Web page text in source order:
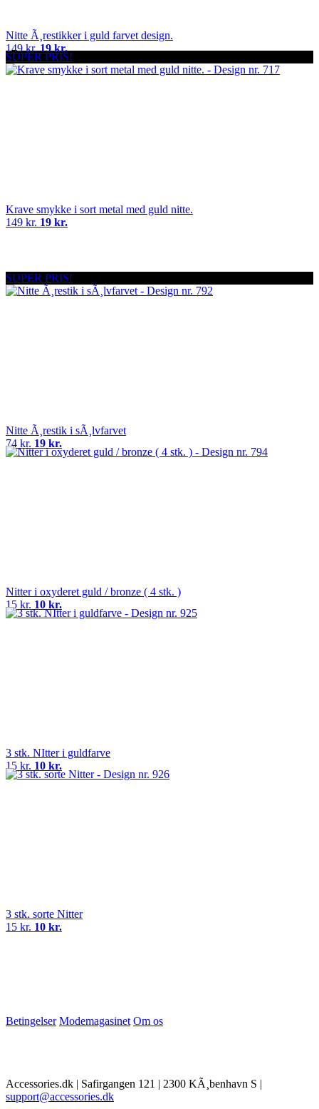
Nitte Ã¸restikker i guld farvet design.
149 kr. 19 kr.
SUPER PRIS!
Krave smykke i sort metal med guld nitte.
149 kr. 19 kr.
SUPER PRIS!
Nitte Ã¸restik i sÃ¸lvfarvet
74 kr. 19 kr.
Nitter i oxyderet guld / bronze ( 4 stk. )
15 kr. 10 kr.
3 stk. NItter i guldfarve
15 kr. 10 kr.
3 stk. sorte Nitter
15 kr. 10 kr.
Betingelser Modemagasinet Om os
Accessories.dk | Safirgangen 121 | 2300 KÃ¸benhavn S |
support@accessories.dk